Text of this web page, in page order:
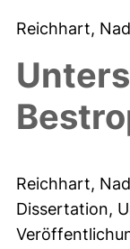
Reichhart,
Reichhart,
Dissertation,